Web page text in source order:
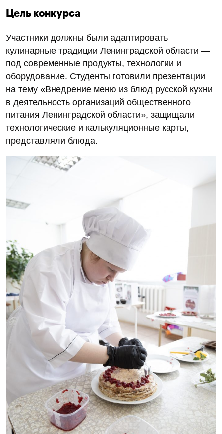
Цель конкурса
Участники должны были адаптировать
кулинарные традиции Ленинградской области —
под современные продукты, технологии и
оборудование. Студенты готовили презентации
на тему «Внедрение меню из блюд русской кухни
в деятельность организаций общественного
питания Ленинградской области», защищали
технологические и калькуляционные карты,
представляли блюда.